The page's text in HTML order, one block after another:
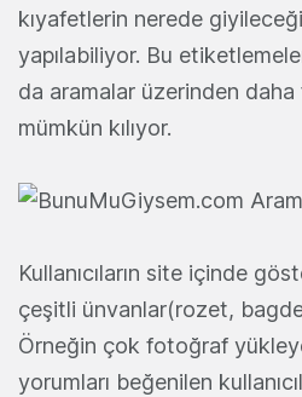
kıyafetlerin nerede
yapılabiliyor. Bu
da aramalar üzerinden
mümkün kılıyor.
Kullanıcıların site içinde
çeşitli ünvanlar(rozet,
Örneğin çok fotoğraf
yorumları beğenilen